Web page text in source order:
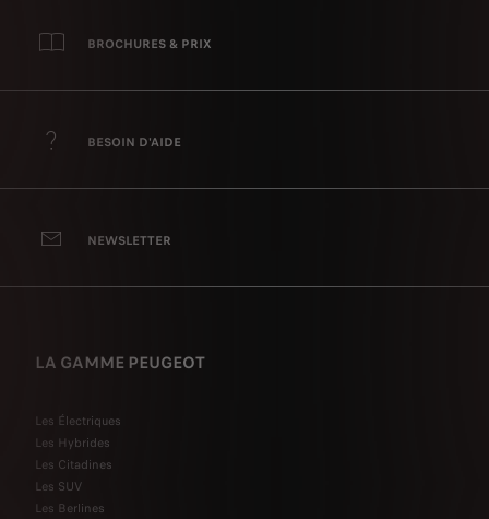
BROCHURES & PRIX
BESOIN D'AIDE
NEWSLETTER
LA GAMME PEUGEOT
Les Électriques
Les Hybrides
Les Citadines
Les SUV
Les Berlines